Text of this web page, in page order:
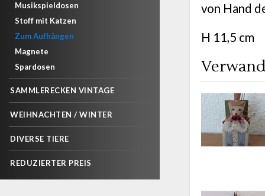
Musikspieldosen
Stoff mit Katzen
Zum Aufhängen
Magnete
Spardosen
SAMMLERECKEN VINTAGE
WEIHNACHTEN / WINTER
DIVERSE TIERE
REDUZIERTER PREIS
von Hand
H 11,5 cm